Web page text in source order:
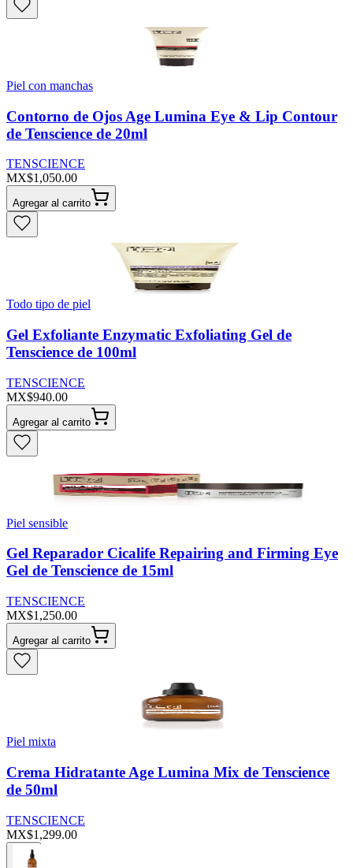
Piel con manchas
Contorno de Ojos Age Lumina Eye & Lip Contour
de Tenscience de 20ml
TENSCIENCE
MX$1,050.00
Agregar al carrito
Todo tipo de piel
Gel Exfoliante Enzymatic Exfoliating Gel de
Tenscience de 100ml
TENSCIENCE
MX$940.00
Agregar al carrito
Piel sensible
Gel Reparador Cicalife Repairing and Firming Eye
Gel de Tenscience de 15ml
TENSCIENCE
MX$1,250.00
Agregar al carrito
Piel mixta
Crema Hidratante Age Lumina Mix de Tenscience
de 50ml
TENSCIENCE
MX$1,299.00